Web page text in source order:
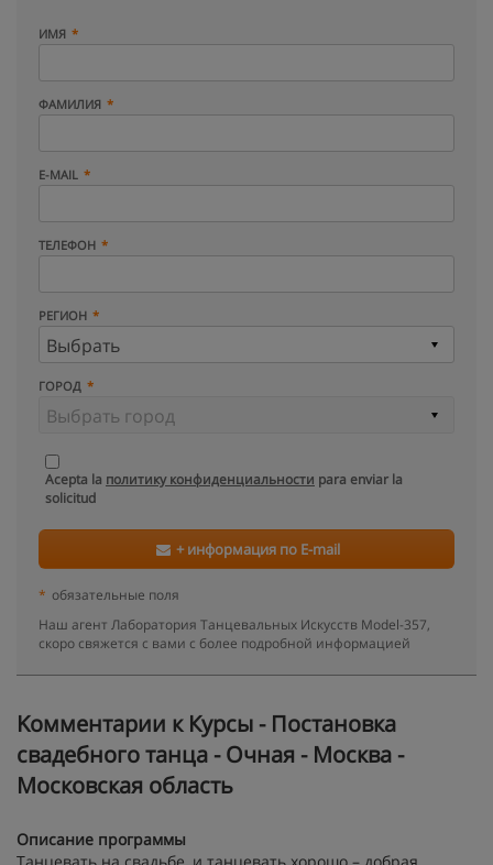
ИМЯ
ФАМИЛИЯ
E-MAIL
ТЕЛЕФОН
РЕГИОН
ГОРОД
Acepta la политику конфиденциальности para enviar la
solicitud
+ информация по E-mail
* обязательные поля
Наш агент Лаборатория Танцевальных Искусств Model-357,
скоро свяжется с вами с более подробной информацией
Kомментарии к Курсы - Постановка
свадебного танца - Очная - Москва -
Московская область
Описание программы